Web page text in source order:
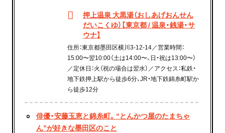
押上温泉 大黒湯（おしあげおんせん
だいこくゆ）【東京都 / 温泉・銭湯・サ
ウナ】
住所：東京都墨田区横川3-12-14／営業時間：
15:00〜翌10:00（土は14:00〜、日・祝は13:00〜）
／定休日：火（祝の場合は翌水）／アクセス：私鉄・
地下鉄押上駅から徒歩6分、JR・地下鉄錦糸町駅か
ら徒歩12分
俳優・安藤玉恵と錦糸町。“とんかつ屋のたまちゃ
ん”が好きな墨田区のこと